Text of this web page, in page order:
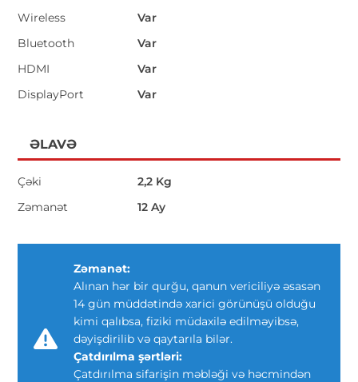
Wireless
Var
Bluetooth
Var
HDMI
Var
DisplayPort
Var
ƏLAVƏ
Çəki
2,2 Kg
Zəmanət
12 Ay
Zəmanət:
Alınan hər bir qurğu, qanun vericiliyə əsasən
14 gün müddətində xarici görünüşü olduğu
kimi qalıbsa, fiziki müdaxilə edilməyibsə,
dəyişdirilib və qaytarıla bilər.
Çatdırılma şərtləri:
Çatdırılma sifarişin məbləği və həcmindən